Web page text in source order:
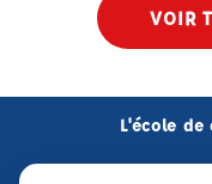
VOIR
L'école de